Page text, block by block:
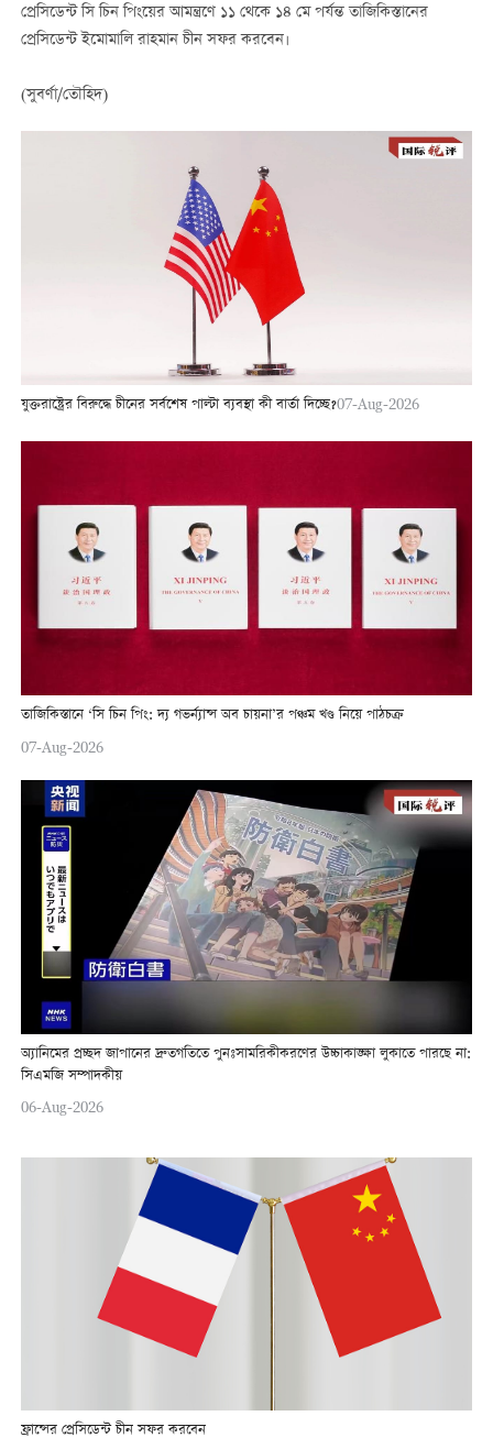
প্রেসিডেন্ট সি চিন পিংয়ের আমন্ত্রণে ১১ থেকে ১৪ মে পর্যন্ত তাজিকিস্তানের
প্রেসিডেন্ট ইমোমালি রাহমান চীন সফর করবেন।
(সুবর্ণা/তৌহিদ)
যুক্তরাষ্ট্রের বিরুদ্ধে চীনের সর্বশেষ পাল্টা ব্যবস্থা কী বার্তা দিচ্ছে?07-Aug-2026
তাজিকিস্তানে ‘সি চিন পিং: দ্য গভর্ন্যান্স অব চায়না’র পঞ্চম খণ্ড নিয়ে পাঠচক্র
07-Aug-2026
অ্যানিমের প্রচ্ছদ জাপানের দ্রুতগতিতে পুনঃসামরিকীকরণের উচ্চাকাঙ্ক্ষা লুকাতে পারছে না:
সিএমজি সম্পাদকীয়
06-Aug-2026
ফ্রান্সের প্রেসিডেন্ট চীন সফর করবেন